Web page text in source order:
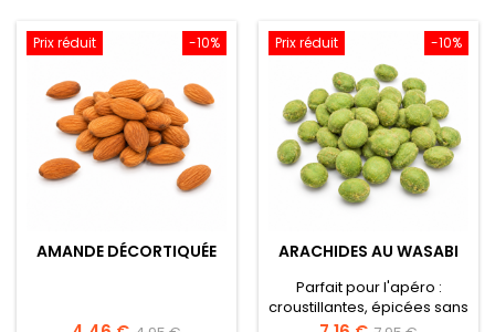
-10%
Prix réduit
AMANDE DÉCORTIQUÉE
-10%
Prix réduit
ARACHIDES AU WASABI
Parfait pour l'apéro :
croustillantes, épicées sans
être fortes, leur goût